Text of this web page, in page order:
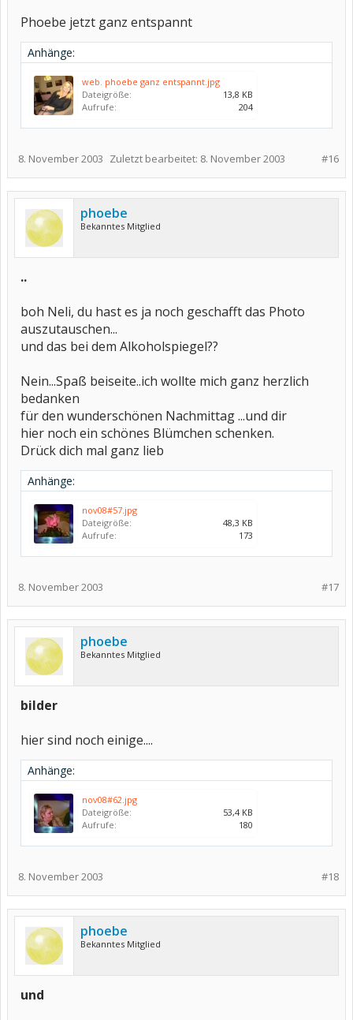
Phoebe jetzt ganz entspannt
Anhänge:
web. phoebe ganz entspannt.jpg
Dateigröße:
13,8 KB
Aufrufe:
204
#16
8. November 2003 Zuletzt bearbeitet: 8. November 2003
phoebe
Bekanntes Mitglied
..
boh Neli, du hast es ja noch geschafft das Photo
auszutauschen...
und das bei dem Alkoholspiegel??
Nein...Spaß beiseite..ich wollte mich ganz herzlich
bedanken
für den wunderschönen Nachmittag ...und dir
hier noch ein schönes Blümchen schenken.
Drück dich mal ganz lieb
Anhänge:
nov08#57.jpg
Dateigröße:
48,3 KB
Aufrufe:
173
#17
8. November 2003
phoebe
Bekanntes Mitglied
bilder
hier sind noch einige....
Anhänge:
nov08#62.jpg
Dateigröße:
53,4 KB
Aufrufe:
180
#18
8. November 2003
phoebe
Bekanntes Mitglied
und